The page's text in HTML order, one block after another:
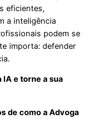
eficientes,
a inteligência
podem se
importa: defender
e torne a sua
de como a Advoga